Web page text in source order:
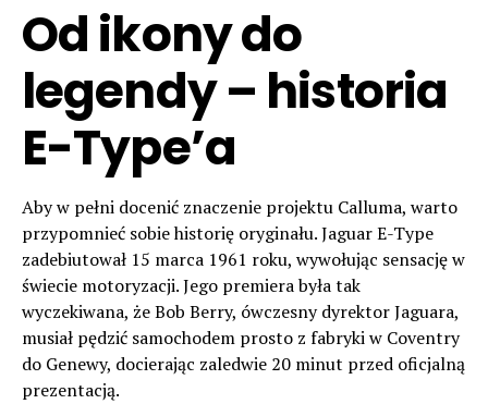
Od ikony do
legendy – historia
E-Type’a
Aby w pełni docenić znaczenie projektu Calluma, warto
przypomnieć sobie historię oryginału. Jaguar E-Type
zadebiutował 15 marca 1961 roku, wywołując sensację w
świecie motoryzacji. Jego premiera była tak
wyczekiwana, że Bob Berry, ówczesny dyrektor Jaguara,
musiał pędzić samochodem prosto z fabryki w Coventry
do Genewy, docierając zaledwie 20 minut przed oficjalną
prezentacją.